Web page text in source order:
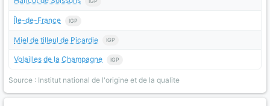
Île-de-France IGP
Miel de tilleul de Picardie IGP
Volailles de la Champagne IGP
Source : Institut national de l'origine et de la qualite